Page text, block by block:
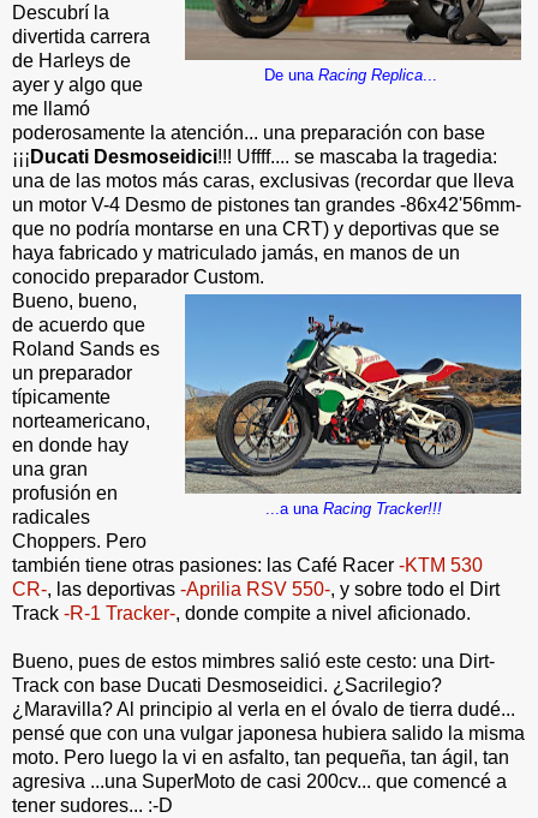
De una Racing Replica
Descubrí la
divertida carrera
de Harleys de
ayer y algo que
me llamó
poderosamente la atención... una preparación con base
¡¡¡ Ducati Desmoseidici!!! Uffff.... se mascaba la tragedia:
una de las motos más caras, exclusivas (recordar que lleva
un motor V-4 Desmo de pistones tan grandes -86x42'56mm-
que no podría montarse en una CRT) y deportivas que se
haya fabricado y matriculado jamás, en manos de un
conocido preparador Custom.
...a una Racing Tracker!!!
Bueno, bueno,
de acuerdo que
Roland Sands es
un preparador
típicamente
norteamericano,
en donde hay
una gran
profusión en
radicales
Choppers. Pero
también tiene otras pasiones: las Café Racer -KTM 530
CR-, las deportivas -Aprilia RSV 550-, y sobre todo el Dirt
Track -R-1 Tracker-, donde compite a nivel aficionado.
Bueno, pues de estos mimbres salió este cesto: una Dirt-
Track con base Ducati Desmoseidici. ¿Sacrilegio?
¿Maravilla? Al principio al verla en el óvalo de tierra dudé...
pensé que con una vulgar japonesa hubiera salido la misma
moto. Pero luego la vi en asfalto, tan pequeña, tan ágil, tan
agresiva ...una SuperMoto de casi 200cv... que comencé a
tener sudores... :-D